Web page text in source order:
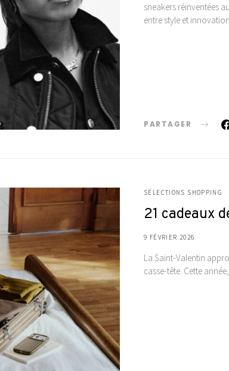
sneakers réinventées
entre style et
PARTAGER
SÉLECTIONS SHOPPING
21 cadeaux
9 FÉVRIER 2026
La Saint-Valentin
casse-tête. Cette